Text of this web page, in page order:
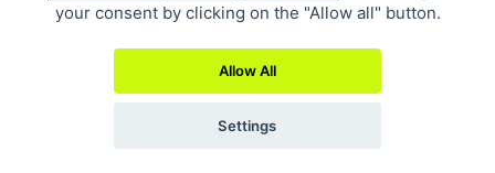
14967 H022
your consent by clicking on the "Allow all" button.
Allow All
Settings